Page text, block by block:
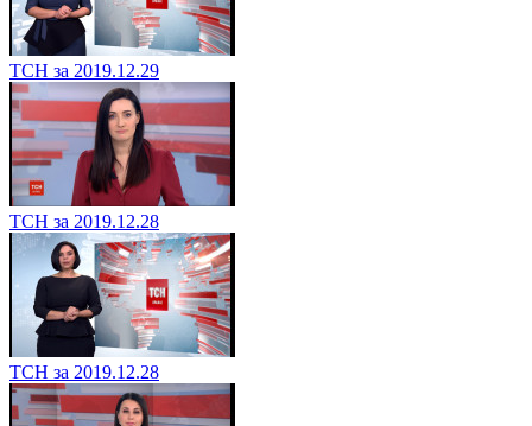
ТСН за 2019.12.29
ТСН за 2019.12.28
ТСН за 2019.12.28